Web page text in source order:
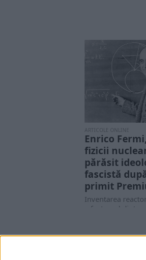
ARTICOLE ONLINE
Enrico
fizicii
părăsit
fascistă
primit
Inventarea
a fost unul dintre